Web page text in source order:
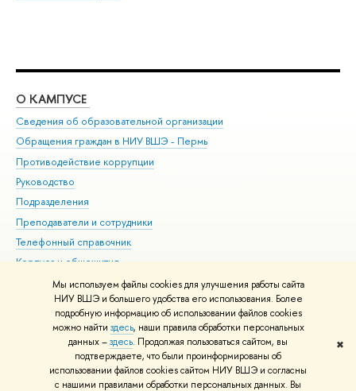
Мы используем файлы cookies для улучшения работы сайта
НИУ ВШЭ и большего удобства его использования. Более
подробную информацию об использовании файлов cookies
можно найти здесь, наши правила обработки персональных
данных –здесь. Продолжая пользоваться сайтом, вы
подтверждаете, что были проинформированы об
использовании файлов cookies сайтом НИУ ВШЭ и согласны
с нашими правилами обработки персональных данных. Вы
✖
О КАМПУСЕ
Сведения об образовательной организации
Обращения граждан в НИУ ВШЭ - Пермь
Противодействие коррупции
Руководство
Подразделения
Преподаватели и сотрудники
Телефонный справочник
Корпуса и общежития
ВШЭ для студентов с ограниченными возможностями
здоровья и инвалидностью
Единая платежная страница
© НИУ ВШЭ 1993–2026 Условия использования материалов Адреса
и контакты Карта сайта